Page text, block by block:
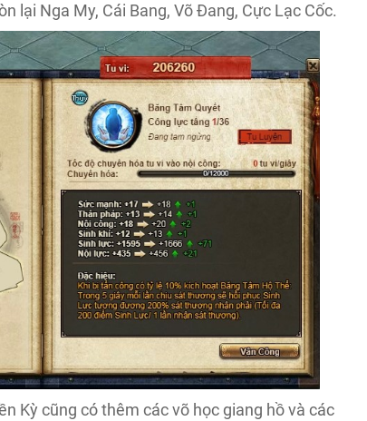
lại Nga My, Cái Bang, Võ Đang, Cực Lạc Cốc.
Kỳ cũng có thêm các võ học giang hồ và các